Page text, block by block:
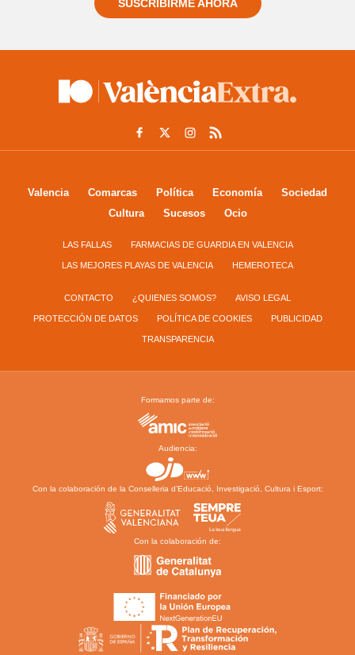
SUSCRIBIRME AHORA
Valencia Comarcas Política Economía
Sociedad
Cultura
Sucesos Ocio
LAS FALLAS FARMACIAS DE GUARDIA EN VALENCIA
LAS MEJORES PLAYAS DE VALENCIA HEMEROTECA
CONTACTO ¿QUIENES SOMOS? AVISO LEGAL
PROTECCIÓN DE DATOS POLÍTICA DE COOKIES PUBLICIDAD
TRANSPARENCIA
Formamos parte de:
Audiencia:
Con la colaboración de la Conselleria d’Educació, Investigació, Cultura i Esport:
Con la colaboración de: